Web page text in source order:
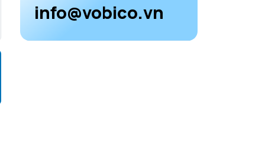
info@vobico.vn